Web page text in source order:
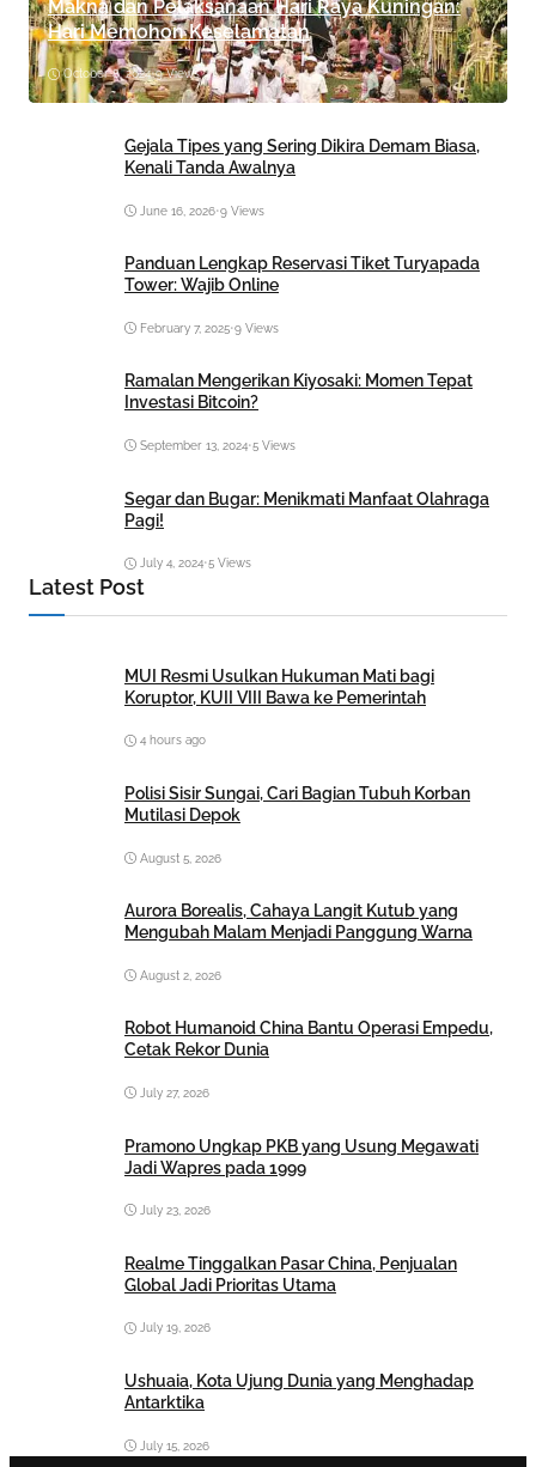
Makna dan Pelaksanaan Hari Raya Kuningan:
Hari Memohon Keselamatan
October 8, 2024•9 Views
Gejala Tipes yang Sering Dikira Demam Biasa,
Kenali Tanda Awalnya
June 16, 2026•9 Views
Panduan Lengkap Reservasi Tiket Turyapada
Tower: Wajib Online
February 7, 2025•9 Views
Ramalan Mengerikan Kiyosaki: Momen Tepat
Investasi Bitcoin?
September 13, 2024•5 Views
Segar dan Bugar: Menikmati Manfaat Olahraga
Pagi!
July 4, 2024•5 Views
Latest Post
MUI Resmi Usulkan Hukuman Mati bagi
Koruptor, KUII VIII Bawa ke Pemerintah
4 hours ago
Polisi Sisir Sungai, Cari Bagian Tubuh Korban
Mutilasi Depok
August 5, 2026
Aurora Borealis, Cahaya Langit Kutub yang
Mengubah Malam Menjadi Panggung Warna
August 2, 2026
Robot Humanoid China Bantu Operasi Empedu,
Cetak Rekor Dunia
July 27, 2026
Pramono Ungkap PKB yang Usung Megawati
Jadi Wapres pada 1999
July 23, 2026
Realme Tinggalkan Pasar China, Penjualan
Global Jadi Prioritas Utama
July 19, 2026
Ushuaia, Kota Ujung Dunia yang Menghadap
Antarktika
July 15, 2026